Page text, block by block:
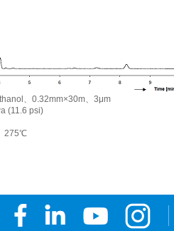
、0.32mm×30m、3μm
(11.6 psi)
275℃